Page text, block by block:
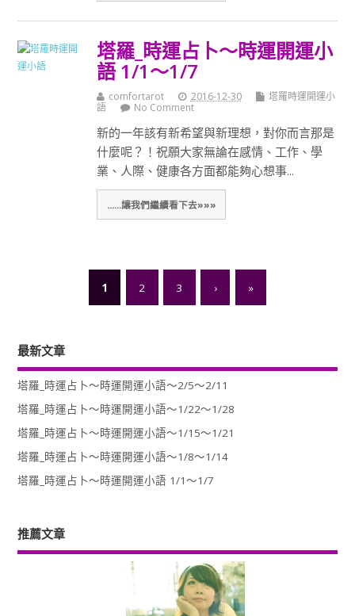
塔羅_時運占卜～時運開運小
語 1/1～1/7
comfortarot 2016-12-30
塔羅時運開運小
語
No Comment
新的一年該有新希望與新理想，對你而言那是
什麼呢？！祝願大家無論在感情、工作、學
業、人際、健康各方面都能夠心想事...
......讓我們繼續看下去»»»
1 2 3 › »
最新文章
塔羅_時運占卜～時運開運小語～2/5～2/11
塔羅_時運占卜～時運開運小語～1/22～1/28
塔羅_時運占卜～時運開運小語～1/15～1/21
塔羅_時運占卜～時運開運小語～1/8～1/14
塔羅_時運占卜～時運開運小語 1/1～1/7
推薦文章